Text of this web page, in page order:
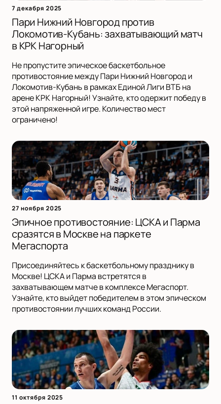
7 декабря 2025
Пари Нижний Новгород против
Локомотив-Кубань: захватывающий матч
в КРК Нагорный
Не пропустите эпическое баскетбольное
противостояние между Пари Нижний Новгород и
Локомотив-Кубань в рамках Единой Лиги ВТБ на
арене КРК Нагорный! Узнайте, кто одержит победу в
этой напряженной игре. Количество мест
ограничено!
27 ноября 2025
Эпичное противостояние: ЦСКА и Парма
сразятся в Москве на паркете
Мегаспорта
Присоединяйтесь к баскетбольному празднику в
Москве! ЦСКА и Парма встретятся в
захватывающем матче в комплексе Мегаспорт.
Узнайте, кто выйдет победителем в этом эпическом
противостоянии лучших команд России.
11 октября 2025